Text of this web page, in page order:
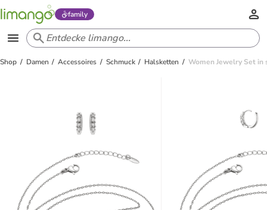
family
Shop Damen Accessoires Schmuck Halsketten Women Jewelry Set in